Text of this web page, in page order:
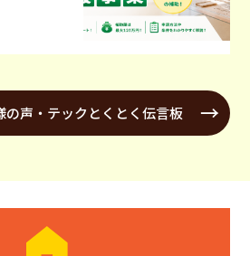
の声・テックとくとく伝言板